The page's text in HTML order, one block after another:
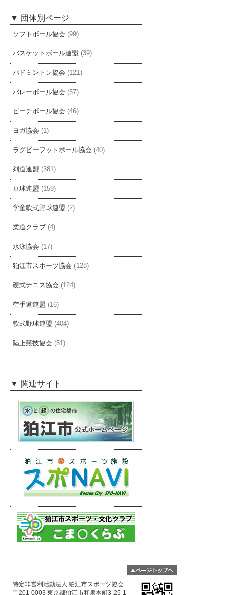
団体別ページ
ソフトボール協会 (99)
バスケットボール連盟 (39)
バドミントン協会 (121)
バレーボール協会 (57)
ビーチボール協会 (46)
ヨガ協会 (1)
ラグビーフットボール協会 (40)
剣道連盟 (381)
卓球連盟 (159)
学童軟式野球連盟 (2)
柔道クラブ (4)
水泳協会 (17)
狛江市スポーツ協会 (128)
硬式テニス協会 (124)
空手道連盟 (16)
軟式野球連盟 (404)
陸上競技協会 (51)
関連サイト
特定非営利活動法人 狛江市スポーツ協会
〒201-0003 東京都狛江市和泉本町3-25-1